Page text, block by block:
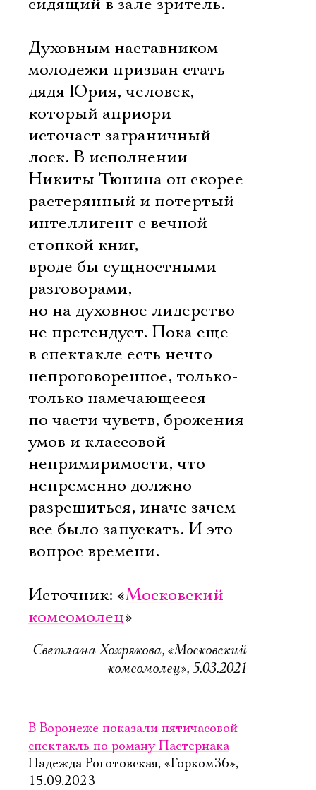
сидящий в зале зритель.
Духовным наставником
молодежи призван стать
дядя Юрия, человек,
который априори
источает заграничный
лоск. В исполнении
Никиты Тюнина он скорее
растерянный и потертый
интеллигент с вечной
стопкой книг,
вроде бы сущностными
разговорами,
но на духовное лидерство
не претендует. Пока еще
в спектакле есть нечто
непроговоренное, только-
только намечающееся
по части чувств, брожения
умов и классовой
непримиримости, что
непременно должно
разрешиться, иначе зачем
все было запускать. И это
вопрос времени.
Источник: «Московский
комсомолец»
Светлана Хохрякова, «Московский
комсомолец», 5.03.2021
В Воронеже показали пятичасовой
спектакль по роману Пастернака
Надежда Роготовская, «Горком36»,
15.09.2023